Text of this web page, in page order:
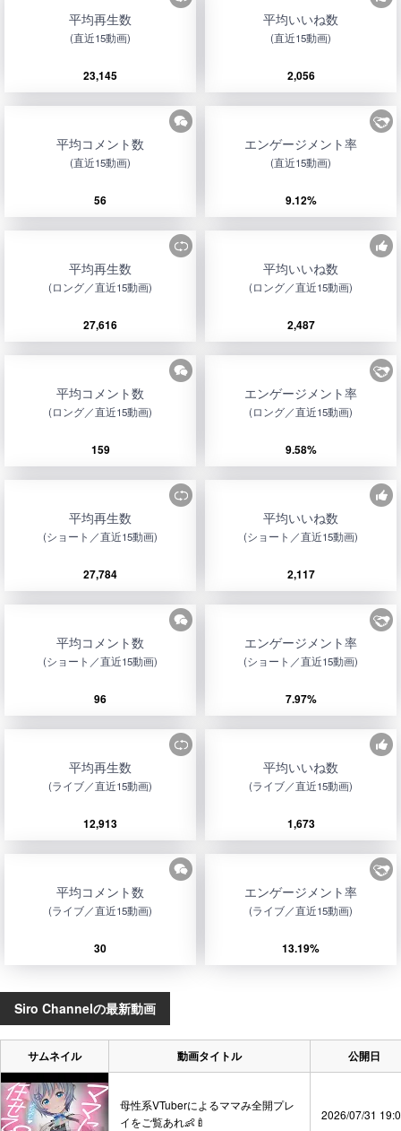
平均再生数
(直近15動画)
23,145
平均いいね数
(直近15動画)
2,056
平均コメント数
(直近15動画)
56
エンゲージメント率
(直近15動画)
9.12%
平均再生数
(ロング／直近15動画)
27,616
平均いいね数
(ロング／直近15動画)
2,487
平均コメント数
(ロング／直近15動画)
159
エンゲージメント率
(ロング／直近15動画)
9.58%
平均再生数
(ショート／直近15動画)
27,784
平均いいね数
(ショート／直近15動画)
2,117
平均コメント数
(ショート／直近15動画)
96
エンゲージメント率
(ショート／直近15動画)
7.97%
平均再生数
(ライブ／直近15動画)
12,913
平均いいね数
(ライブ／直近15動画)
1,673
平均コメント数
(ライブ／直近15動画)
30
エンゲージメント率
(ライブ／直近15動画)
13.19%
Siro Channelの最新動画
サムネイル 動画タイトル 公開日
母性系VTuberによるママみ全開プレ
イをご覧あれ👶🍼
2026/07/31